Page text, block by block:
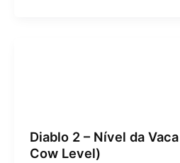
Diablo 2 – Nível da
Cow Level)